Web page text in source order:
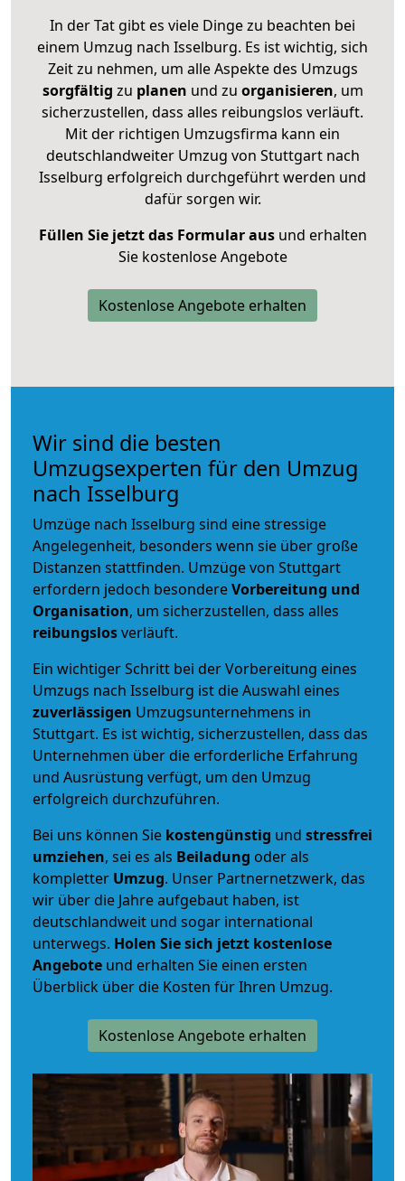
In der Tat gibt es viele Dinge zu beachten bei
einem Umzug nach Isselburg. Es ist wichtig, sich
Zeit zu nehmen, um alle Aspekte des Umzugs
sorgfältig zu planen und zu organisieren, um
sicherzustellen, dass alles reibungslos verläuft.
Mit der richtigen Umzugsfirma kann ein
deutschlandweiter Umzug von Stuttgart nach
Isselburg erfolgreich durchgeführt werden und
dafür sorgen wir.
Füllen Sie jetzt das Formular ausund erhalten
Sie kostenlose Angebote
Kostenlose Angebote erhalten
Wir sind die besten
Umzugsexperten für den Umzug
nach Isselburg
Umzüge nach Isselburg sind eine stressige
Angelegenheit, besonders wenn sie über große
Distanzen stattfinden. Umzüge von Stuttgart
erfordern jedoch besondereVorbereitung und
Organisation, um sicherzustellen, dass alles
reibungslosverläuft.
Ein wichtiger Schritt bei der Vorbereitung eines
Umzugs nach Isselburg ist die Auswahl eines
zuverlässigen Umzugsunternehmens in
Stuttgart. Es ist wichtig, sicherzustellen, dass das
Unternehmen über die erforderliche Erfahrung
und Ausrüstung verfügt, um den Umzug
erfolgreich durchzuführen.
Bei uns können Sie kostengünstig und stressfrei
umziehen, sei es als Beiladung oder als
kompletter Umzug. Unser Partnernetzwerk, das
wir über die Jahre aufgebaut haben, ist
deutschlandweit und sogar international
unterwegs. Holen Sie sich jetzt kostenlose
Angebote und erhalten Sie einen ersten
Überblick über die Kosten für Ihren Umzug.
Kostenlose Angebote erhalten